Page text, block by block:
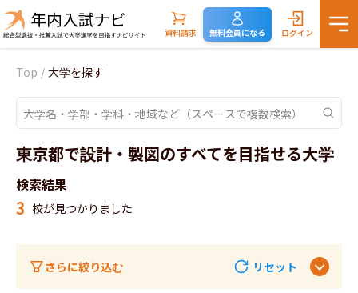
資料請求 無料会員になる ログイン
Top / 大学を探す
東京都で設計・製図のすべてを目指せる大学
検索結果
3 校が見つかりました
さらに絞り込む リセット